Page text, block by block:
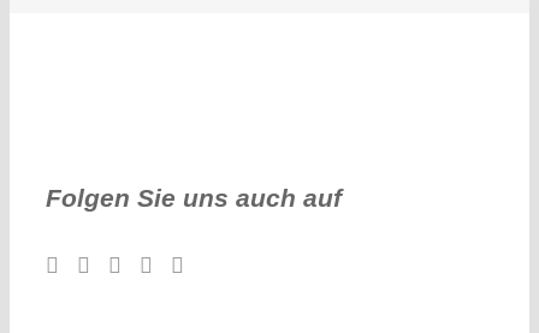
Folgen Sie uns auch auf